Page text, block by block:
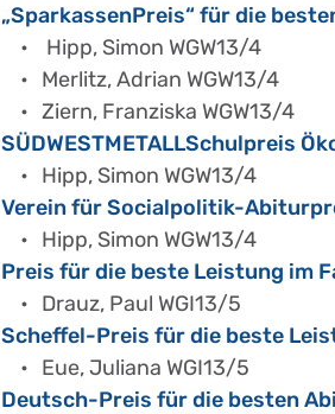
„SparkassenPreis“ für die
Hipp, Simon WGW13/4
Merlitz, Adrian WGW13/4
Ziern, Franziska WGW13/4
SÜDWESTMETALLSchulpreis
Hipp, Simon WGW13/4
Verein für Socialpolitik-
Hipp, Simon WGW13/4
Preis für die beste Leistung im
Drauz, Paul WGI13/5
Scheffel-Preis für die beste
Eue, Juliana WGI13/5
Deutsch-Preis für die besten